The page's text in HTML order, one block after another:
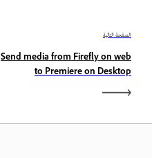
الصفحة التالية
Send media from Firefly on web
to Premiere on Desktop